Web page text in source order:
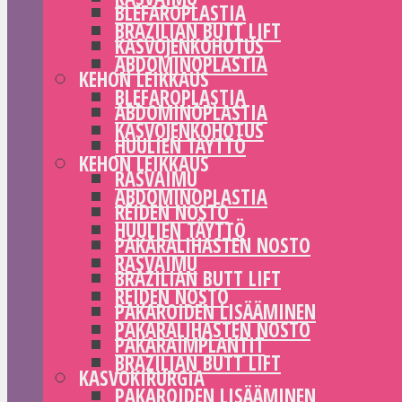
BLEFAROPLASTIA
KASVOJENKOHOTUS
KEHON LEIKKAUS
ABDOMINOPLASTIA
HUULIEN TÄYTTÖ
RASVAIMU
REIDEN NOSTO
PAKARALIHASTEN NOSTO
BRAZILIAN BUTT LIFT
PAKAROIDEN LISÄÄMINEN
PAKARAIMPLANTIT
KASVOKIRURGIA
BRAZILIAN BUTT LIFT
ABDOMINOPLASTIA
BLEFAROPLASTIA
KASVOJENKOHOTUS
KEHON LEIKKAUS
ABDOMINOPLASTIA
HUULIEN TÄYTTÖ
RASVAIMU
REIDEN NOSTO
PAKARALIHASTEN NOSTO
BRAZILIAN BUTT LIFT
PAKAROIDEN LISÄÄMINEN